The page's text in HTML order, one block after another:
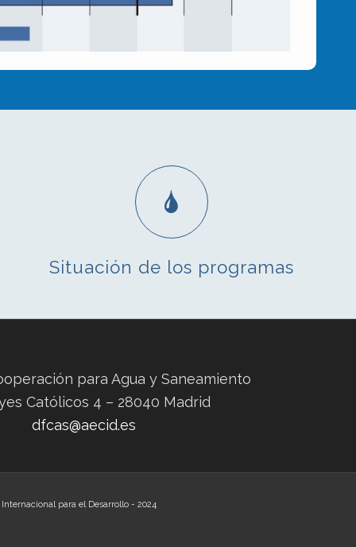
Situación de los programas
para Agua y Saneamiento
Católicos 4 – 28040 Madrid
dfcas@aecid.es
para el Desarrollo - 2024